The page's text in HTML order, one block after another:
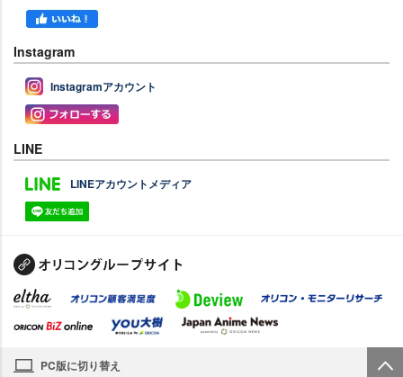
Instagram
Instagramアカウント
LINE
LINEアカウントメディア
PC版に切り替え